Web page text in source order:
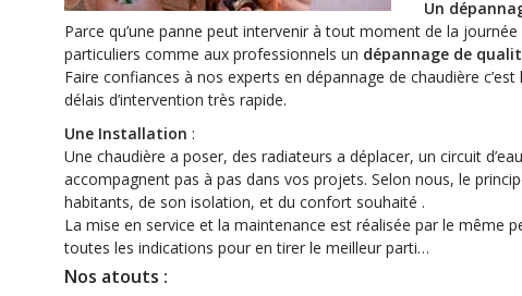
Un
Parce qu’une panne peut intervenir à tout moment de la
particuliers comme aux professionnels un dépannage de
Faire confiances à nos experts en dépannage de chaudière
délais d’intervention très rapide.
Une Installation :
Une chaudière a poser, des radiateurs a déplacer, un circuit
accompagnent pas à pas dans vos projets. Selon nous, le
habitants, de son isolation, et du confort souhaité .
La mise en service et la maintenance est réalisée par le même
toutes les indications pour en tirer le meilleur parti…
Nos atouts :